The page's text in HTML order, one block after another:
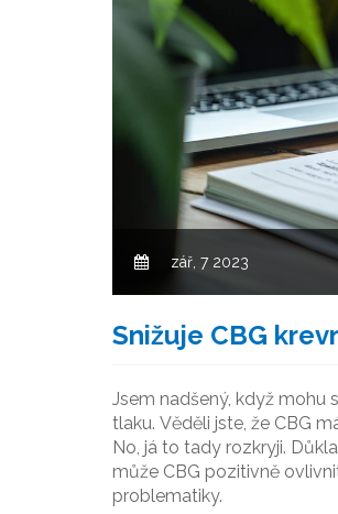
zář, 7 2023
Snižuje CBG
Jsem nadšený, když mohu
tlaku. Věděli jste, že CBG
No, já to tady rozkryji.
může CBG pozitivně
problematiky.